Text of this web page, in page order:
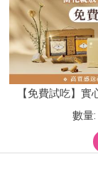
【免費試吃】
數量